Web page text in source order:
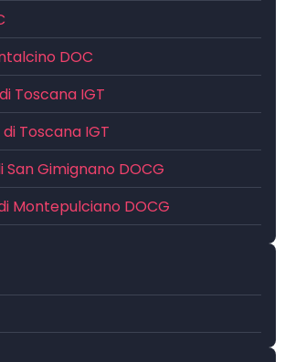
DOC
Toscana IGT
Toscana IGT
Gimignano DOCG
Montepulciano DOCG